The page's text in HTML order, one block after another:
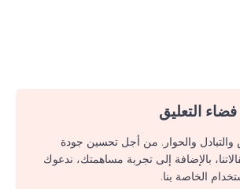
التعليق
والتبادل والحوار. من أجل تحسين جودة
بالإضافة إلى تجربة مساهمتك، ندعوك
الخاصة بنا.